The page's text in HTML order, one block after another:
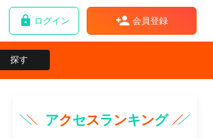
ログイン 会員登録
探す
アクセスランキング